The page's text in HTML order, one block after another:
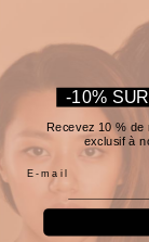
-10%
Recevez 10 %
exclusif à